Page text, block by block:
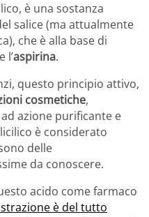
è una sostanza
salice (ma attualmente
che è alla base di
l’aspirina.
questo principio attivo,
cosmetiche,
azione purificante e
è considerato
delle
da conoscere.
acido come farmaco
è del tutto